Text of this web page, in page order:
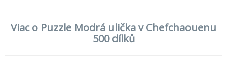
Viac o Puzzle Modrá ulička v Chefchaouenu
500 dílků